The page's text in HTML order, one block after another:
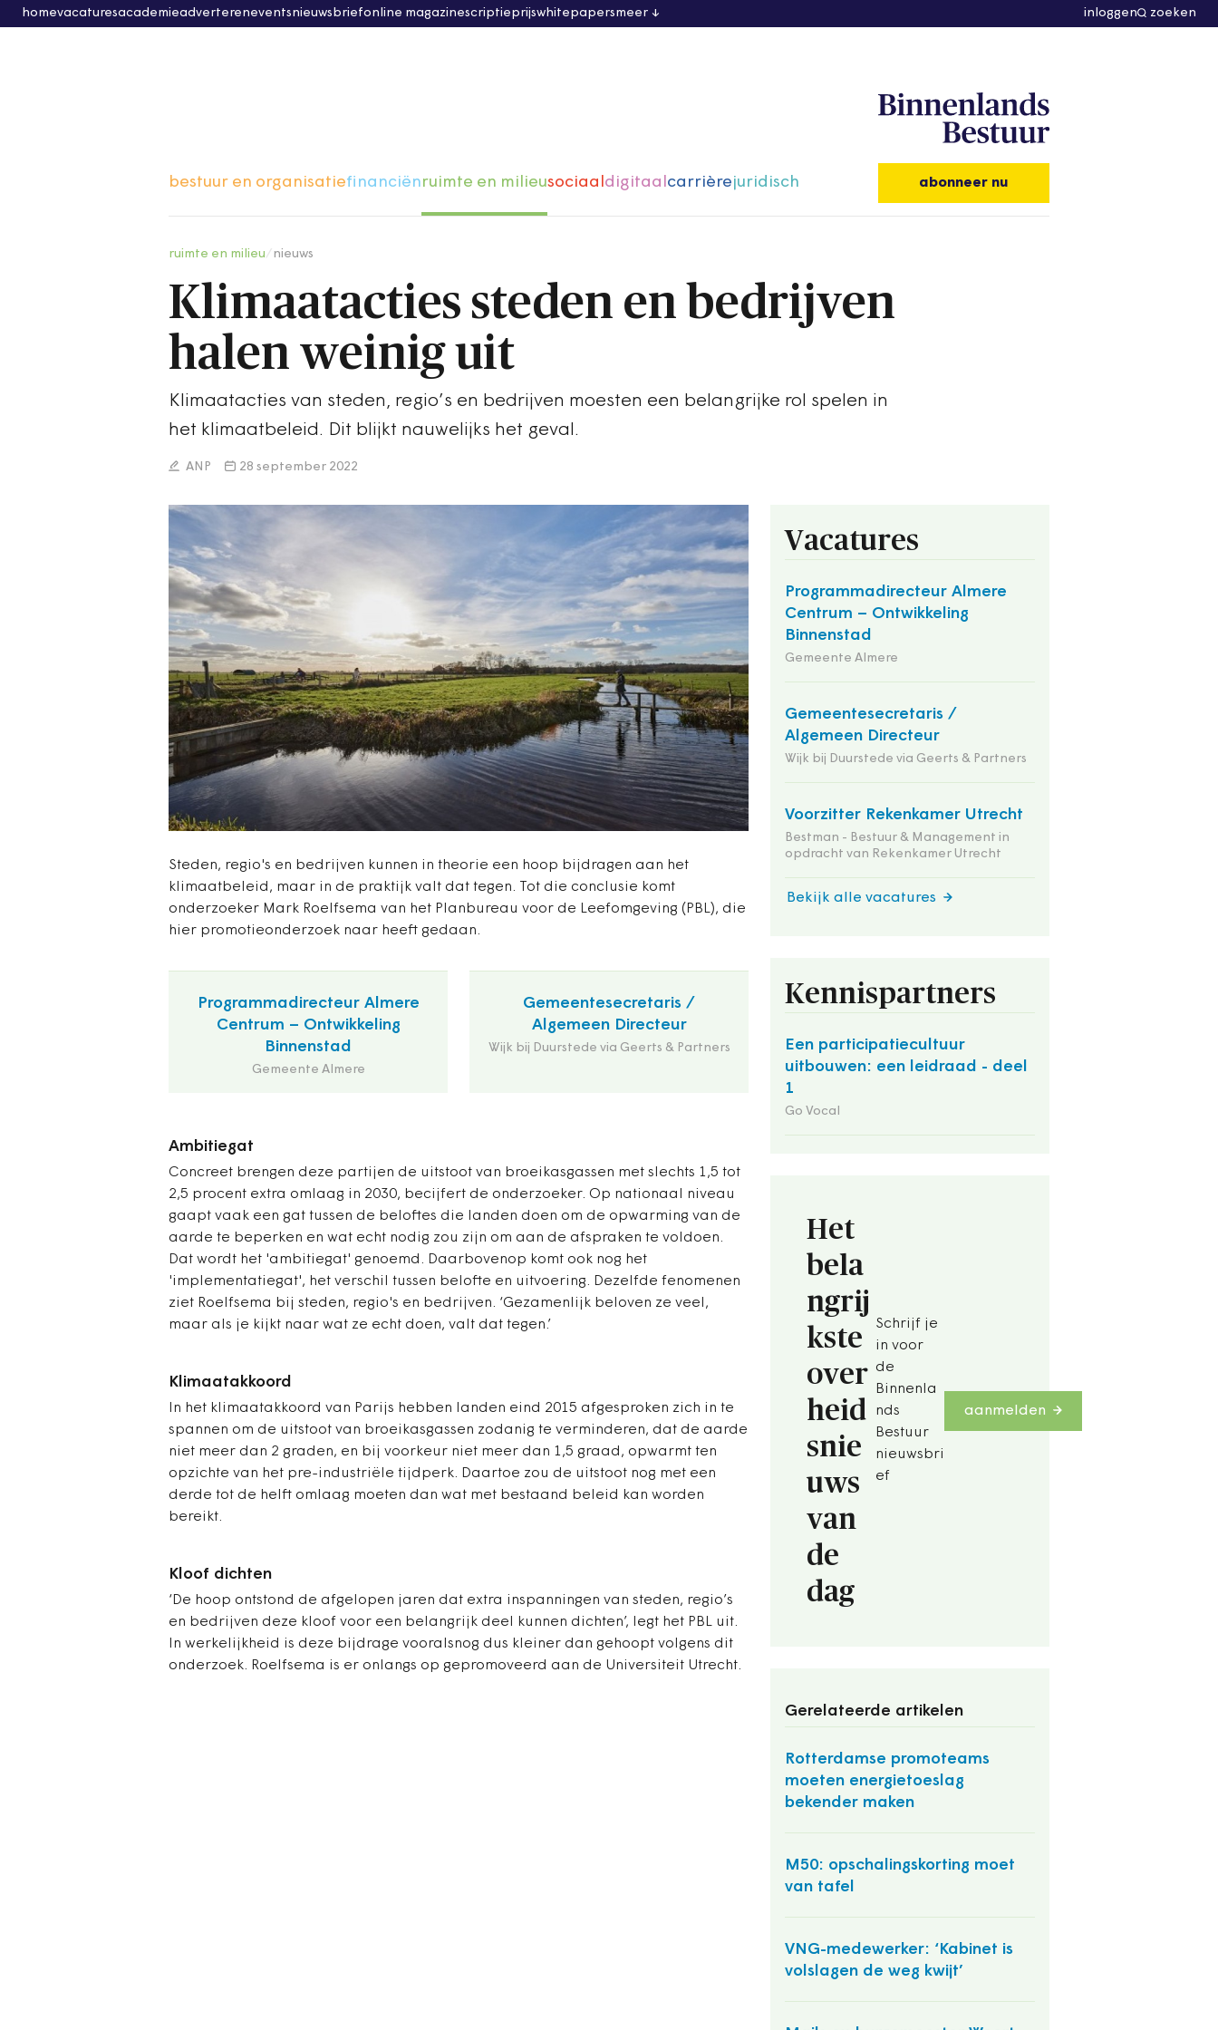
homevacaturesacademieadvertereneventsnieuwsbriefonline magazinescriptieprijswhitepapersmeer inloggen zoeken
bestuur en organisatiefinanciënruimte en milieusociaaldigitaalcarrièrejuridisch abonneer nu
ruimte en milieu nieuws
Klimaatacties steden en bedrijven
halen weinig uit
Klimaatacties van steden, regio’s en bedrijven moesten een belangrijke rol spelen in
het klimaatbeleid. Dit blijkt nauwelijks het geval.
ANP 28 september 2022
Steden, regio's en bedrijven kunnen in theorie een hoop bijdragen aan het
klimaatbeleid, maar in de praktijk valt dat tegen. Tot die conclusie komt
onderzoeker Mark Roelfsema van het Planbureau voor de Leefomgeving (PBL), die
hier promotieonderzoek naar heeft gedaan.
Programmadirecteur Almere
Centrum – Ontwikkeling
Binnenstad
Gemeente Almere
Gemeentesecretaris /
Algemeen Directeur
Wijk bij Duurstede via Geerts & Partners
Ambitiegat
Concreet brengen deze partijen de uitstoot van broeikasgassen met slechts 1,5 tot
2,5 procent extra omlaag in 2030, becijfert de onderzoeker. Op nationaal niveau
gaapt vaak een gat tussen de beloftes die landen doen om de opwarming van de
aarde te beperken en wat echt nodig zou zijn om aan de afspraken te voldoen.
Dat wordt het 'ambitiegat' genoemd. Daarbovenop komt ook nog het
'implementatiegat', het verschil tussen belofte en uitvoering. Dezelfde fenomenen
ziet Roelfsema bij steden, regio's en bedrijven. ‘Gezamenlijk beloven ze veel,
maar als je kijkt naar wat ze echt doen, valt dat tegen.’
Vacatures
Programmadirecteur Almere
Centrum – Ontwikkeling
Binnenstad
Gemeente Almere
Gemeentesecretaris /
Algemeen Directeur
Wijk bij Duurstede via Geerts & Partners
Voorzitter Rekenkamer Utrecht
Bestman - Bestuur & Management in
opdracht van Rekenkamer Utrecht
Bekijk alle vacatures
Kennispartners
Een participatiecultuur
uitbouwen: een leidraad - deel
1
Go Vocal
Het
bela
ngrij
kste
over
heid
snie
uws
van
de
dag
Schrijf je
in voor
de
Binnenla
nds
Bestuur
nieuwsbri
ef
aanmelden
Gerelateerde artikelen
Rotterdamse promoteams
moeten energietoeslag
bekender maken
M50: opschalingskorting moet
van tafel
VNG-medewerker: ‘Kabinet is
volslagen de weg kwijt’
Klimaatakkoord
In het klimaatakkoord van Parijs hebben landen eind 2015 afgesproken zich in te
spannen om de uitstoot van broeikasgassen zodanig te verminderen, dat de aarde
niet meer dan 2 graden, en bij voorkeur niet meer dan 1,5 graad, opwarmt ten
opzichte van het pre-industriële tijdperk. Daartoe zou de uitstoot nog met een
derde tot de helft omlaag moeten dan wat met bestaand beleid kan worden
bereikt.
Kloof dichten
‘De hoop ontstond de afgelopen jaren dat extra inspanningen van steden, regio’s
en bedrijven deze kloof voor een belangrijk deel kunnen dichten’, legt het PBL uit.
In werkelijkheid is deze bijdrage vooralsnog dus kleiner dan gehoopt volgens dit
onderzoek. Roelfsema is er onlangs op gepromoveerd aan de Universiteit Utrecht.